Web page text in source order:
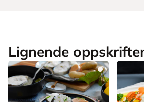
Lignende